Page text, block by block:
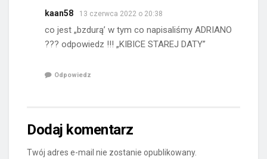
kaan58 13 czerwca 2022 o 20:38
co jest „bzdurą’ w tym co napisaliśmy ADRIANO
??? odpowiedz !!! „KIBICE STAREJ DATY”
Odpowiedz
Dodaj komentarz
Twój adres e-mail nie zostanie opublikowany.